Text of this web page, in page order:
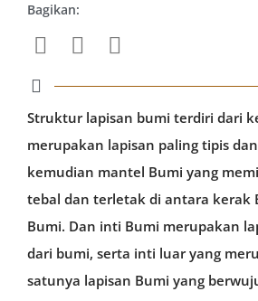
Bagikan:
Struktur lapisan bumi terdiri dari
merupakan lapisan paling tipis
kemudian mantel Bumi yang
tebal dan terletak di antara kerak
Bumi. Dan inti Bumi merupakan
dari bumi, serta inti luar yang
satunya lapisan Bumi yang